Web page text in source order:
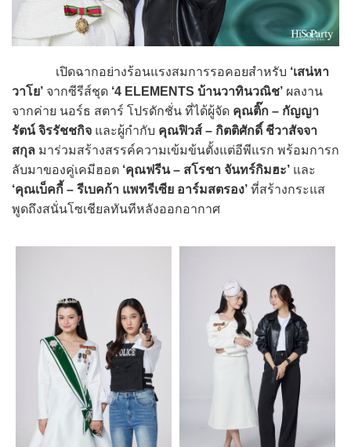
เปิดฉากอย่างร้อนแรงสมการรอคอยสำหรับ ‘เสน่หา
วาโย’ จากซีรีส์ชุด ‘4 ELEMENTS บ้านวาทินวณิช’ ผลงาน
จากค่าย นอร์ธ สตาร์ โปรดักชั่น ที่ได้ผู้จัด คุณติ๊ก – กัญญา
รัตน์ จิรรัชชกิจ และผู้กำกับ คุณฟิวส์ – กิตติศักดิ์ ชีวาสัจจา
สกุล มาร่วมสร้างสรรค์ความเข้มข้นตั้งแต่อีพีแรก พร้อมการก
ลับมาของคู่เคมีฮอต ‘คุณฟรีน – สโรชา จันทร์กิมฮะ’ และ
‘คุณเบ็คกี้ – รีเบคก้า แพทรีเซีย อาร์มสตรอง’ ที่สร้างกระแส
พูดถึงสนั่นโซเชียลทันทีหลังออกอากาศ